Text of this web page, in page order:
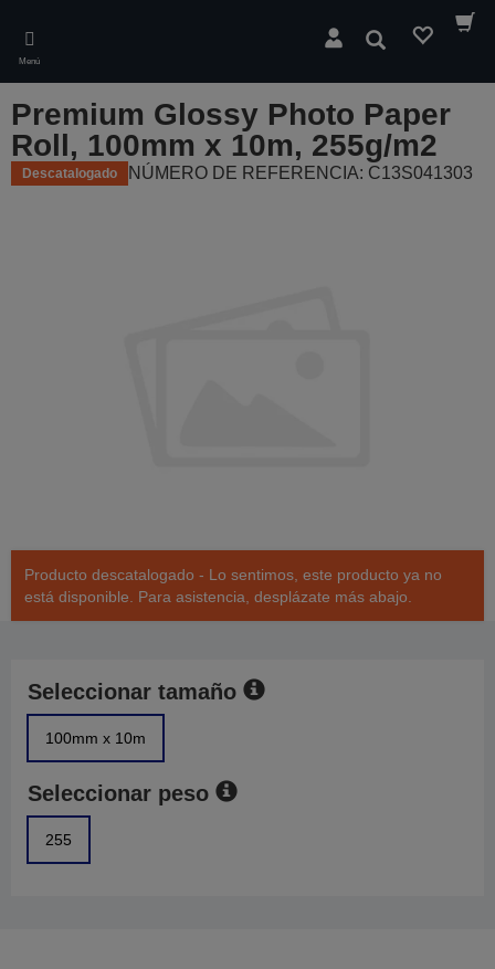
main
content
Menú
Buscar
Premium Glossy Photo Paper
Roll, 100mm x 10m, 255g/m2
Descatalogado NÚMERO DE REFERENCIA: C13S041303
Producto descatalogado - Lo sentimos, este producto ya no
está disponible. Para asistencia, desplázate más abajo.
Seleccionar tamaño
100mm x 10m
Seleccionar peso
255